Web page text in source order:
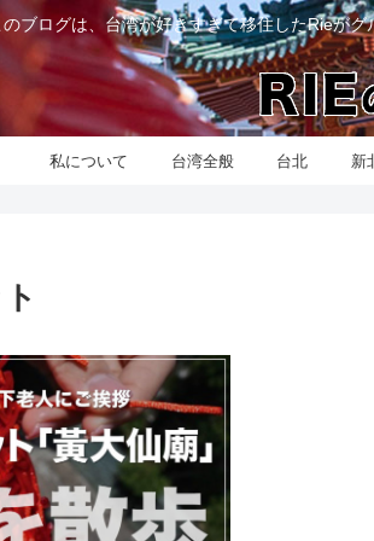
のブログは、台湾が好きすぎて移住したRieが
私について 台湾全般 台北 新